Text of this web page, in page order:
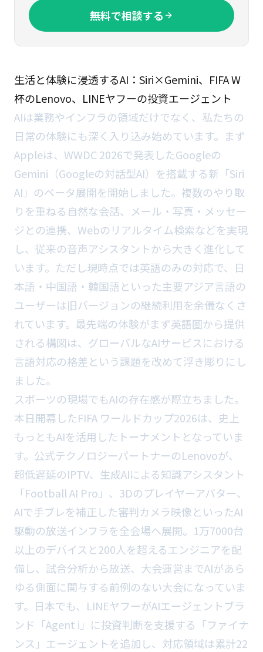
無料で相談する
生活と体験に浸透するAI：Siri×Gemini、FIFA W
杯のLenovo、LINEヤフーの投資エージェント
AIは業務やインフラの領域だけでなく、私たちの
日常の体験にも深く入り込み始めています。まず
Appleは、WWDC 2026で発表したGoogleの
Gemini（Googleの対話型AI）を搭載する新「Siri
AI」のベータ展開を開始しました。複数のやり取
りを重ねる自然な会話、メール・写真・メッセー
ジとの連携、Webのリアルタイム検索などを実現
し、従来の音声アシスタントから大きく進化して
います。ただし現時点では英語のみの対応で、日
本語・中国語・韓国語といった主要アジア言語の
ユーザーは旧バージョンの継続利用を余儀なくさ
れています。最先端の体験がまず英語圏から提供
される構図は、グローバルなAIサービスにおける
言語対応の格差という課題を改めて浮き彫りにし
ました。
スポーツの現場でもAIの存在感が際立ちました。
本日開幕したFIFA ワールドカップ2026は、史上
もっともAIを活用したトーナメントとなっていま
す。公式テクノロジーパートナーのLenovoが、
超低遅延のIPTV、生成AIによる知識アシスタント
「Football AI Pro」、3Dのプレイヤーアバター、
AIで手ブレを補正した審判カメラ映像といったAI
駆動の放送インフラを全会場へ展開。1万7000台
以上のデバイスと200人を超えるエンジニアを配
備し、試合分析から放送、大会運営までAIがあら
ゆる側面に関与する前例のない大会になっていま
す。日本でも、LINEヤフーがAIエージェントブラ
ンド「Agent i」に投資判断を支援する「ファイナ
ンス」エージェントを追加し、対応領域は累計22